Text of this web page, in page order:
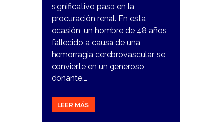
significativo paso en la
procuración renal. En esta
ocasión, un hombre de 48 años,
fallecido a causa de una
hemorragia cerebrovascular, se
convierte en un generoso
donante.…
LEER MÁS
22